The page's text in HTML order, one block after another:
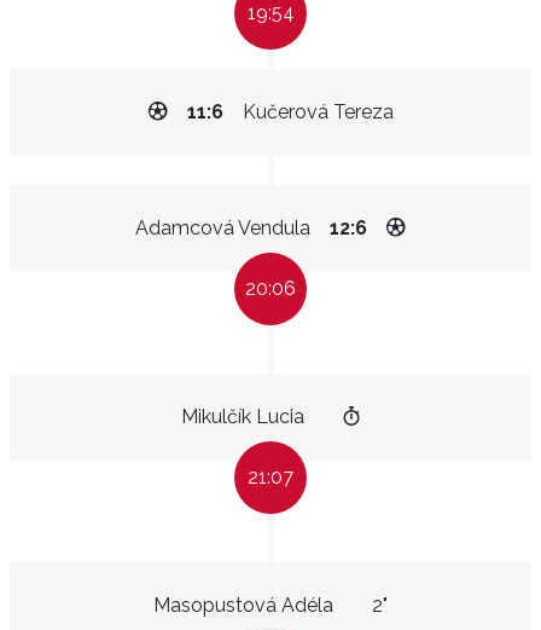
19:54
Kučerová Tereza
11:6
Adamcová Vendula 12:6
20:06
Mikulčík Lucia
21:07
Masopustová Adéla 2"